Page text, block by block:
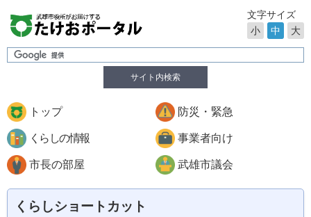
サイト内検索
文字サイズ
小
中 大
トップ 防災・緊急
くらしの情報 事業者向け
市長の部屋 武雄市議会
くらしショートカット